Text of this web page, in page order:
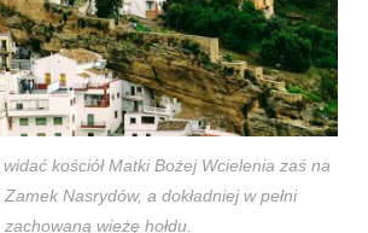
kościół Matki Bożej Wcielenia zaś na
Zamek Nasrydów, a dokładniej w pełni
zachowaną wieżę hołdu.